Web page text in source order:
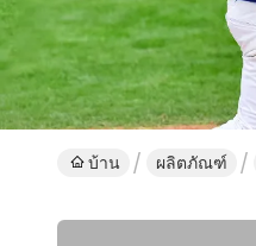
บ้าน ผลิตภัณฑ์